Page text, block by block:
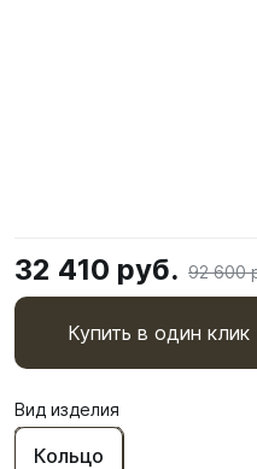
32 410 руб. 92 600
Купить в один клик
Вид изделия
Кольцо